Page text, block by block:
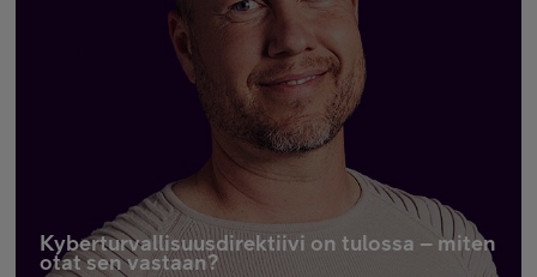
Kyberturvallisuusdirektiivi on tulossa – miten
otat sen vastaan?